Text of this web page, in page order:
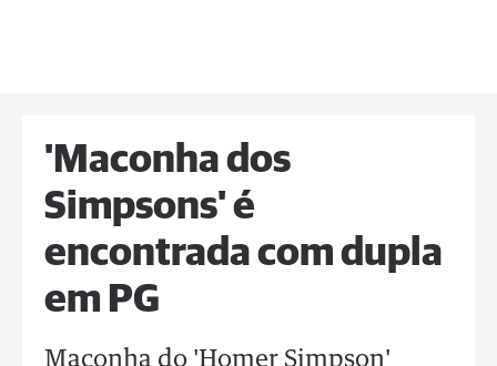
'Maconha dos
Simpsons' é
encontrada com dupla
em PG
Maconha do 'Homer Simpson'